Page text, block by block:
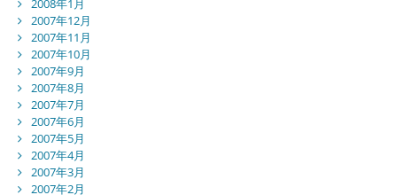
2007年12月
2007年11月
2007年10月
2007年9月
2007年8月
2007年7月
2007年6月
2007年5月
2007年4月
2007年3月
2007年2月